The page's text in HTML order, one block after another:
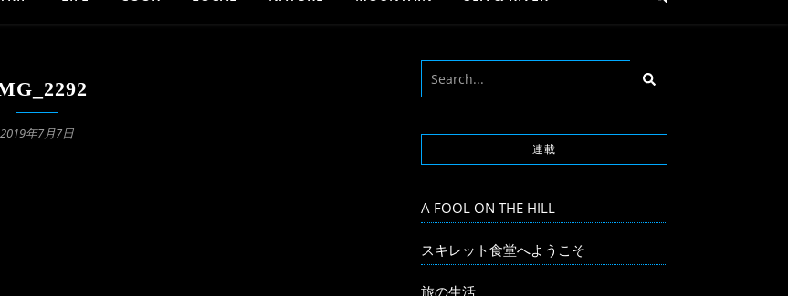
2019年7月7日
連載
A FOOL ON THE HILL
スキレット食堂へようこそ
旅の生活